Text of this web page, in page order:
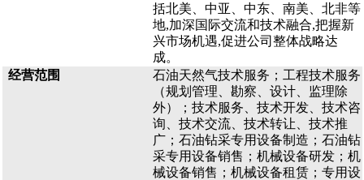
括北美、中亚、中东、南美、北非等
地,加深国际交流和技术融合,把握新
兴市场机遇,促进公司整体战略达
成。
经营范围
石油天然气技术服务；工程技术服务
（规划管理、勘察、设计、监理除
外）；技术服务、技术开发、技术咨
询、技术交流、技术转让、技术推
广；石油钻采专用设备制造；石油钻
采专用设备销售；机械设备研发；机
械设备销售；机械设备租赁；专用设